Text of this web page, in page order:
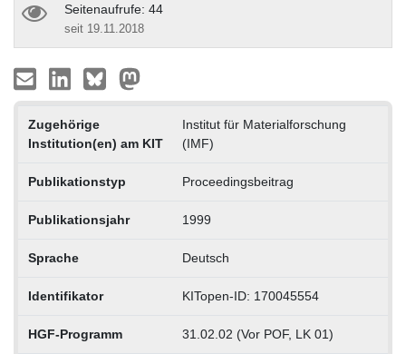
Seitenaufrufe: 44
seit 19.11.2018
Zugehörige
Institution(en) am KIT
Institut für Materialforschung
(IMF)
Publikationstyp Proceedingsbeitrag
Publikationsjahr 1999
Sprache Deutsch
Identifikator KITopen-ID: 170045554
HGF-Programm 31.02.02 (Vor POF, LK 01)